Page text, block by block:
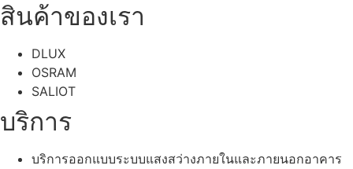
สินค้าของเรา
DLUX
OSRAM
SALIOT
บริการ
บริการออกแบบระบบแสงสว่างภายในและภายนอกอาคาร